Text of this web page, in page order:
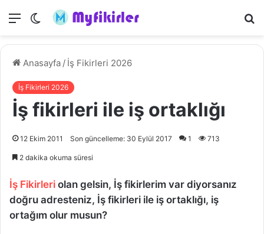
Menü
Dış
Anasayfa / İş Fikirleri 2026
İş Fikirleri 2026
İş fikirleri ile iş ortaklığı
12 Ekim 2011 Son güncelleme: 30 Eylül 2017 1 713
2 dakika okuma süresi
İş Fikirleri olan gelsin, İş fikirlerim var diyorsanız
doğru adresteniz, İş fikirleri ile iş ortaklığı, iş
ortağım olur musun?